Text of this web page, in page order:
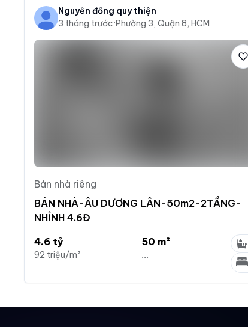
Nguyễn đồng quy thiện
3 tháng trước·Phường 3, Quận 8, HCM
Bán nhà riêng
BÁN NHÀ-ÂU DƯƠNG LÂN-50m2-2TẦNG-
NHỈNH 4.6Đ
4.6 tỷ
92 triệu/m²
50 m²
...